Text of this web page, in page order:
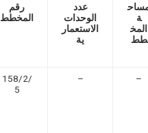
ة
المخ
طط
عدد
الوحدات
الاستعمار
ية
رقم
المخطط
–
–
158/2/
5